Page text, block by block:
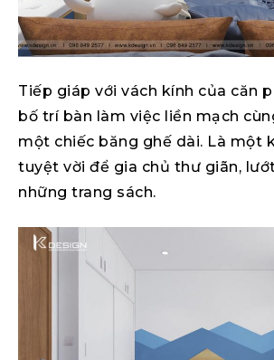
Tiếp giáp với vách kính của căn
bố trí bàn làm việc liền mạch
một chiếc băng ghế dài. Là một
tuyệt vời để gia chủ thư giãn,
những trang sách.